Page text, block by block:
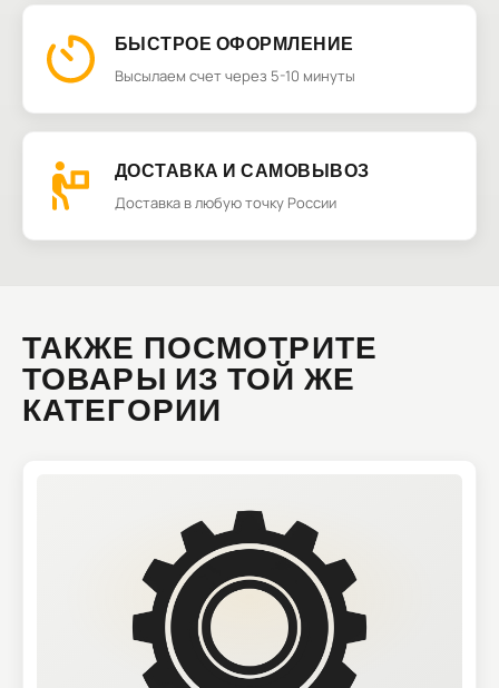
БЫСТРОЕ ОФОРМЛЕНИЕ
Высылаем счет через 5-10 минуты
ДОСТАВКА И САМОВЫВОЗ
Доставка в любую точку России
ТАКЖЕ ПОСМОТРИТЕ
ТОВАРЫ ИЗ ТОЙ ЖЕ
КАТЕГОРИИ